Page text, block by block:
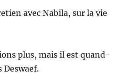
avec Nabila, sur la vie
plus, mais il est quand-
Deswaef.